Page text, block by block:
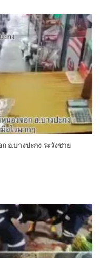
อ.บางปะกง ระวังชาย